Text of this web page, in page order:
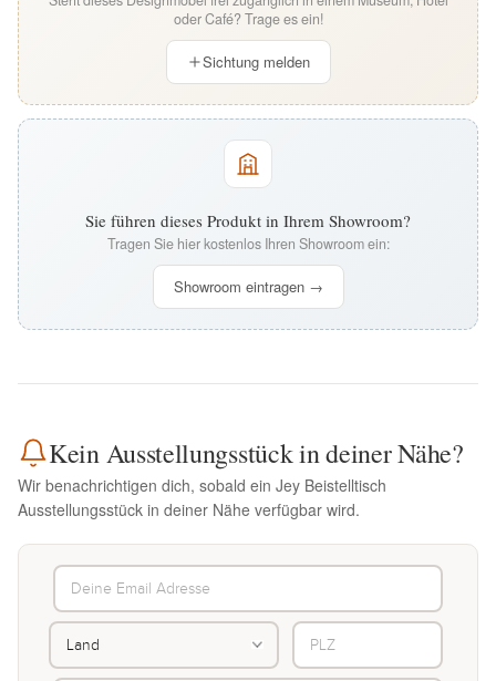
oder Café? Trage es ein!
Sichtung melden
Sie führen dieses Produkt in Ihrem Showroom?
Tragen Sie hier kostenlos Ihren Showroom ein:
Showroom eintragen →
Kein Ausstellungsstück in deiner Nähe?
Wir benachrichtigen dich, sobald ein Jey Beistelltisch
Ausstellungsstück in deiner Nähe verfügbar wird.